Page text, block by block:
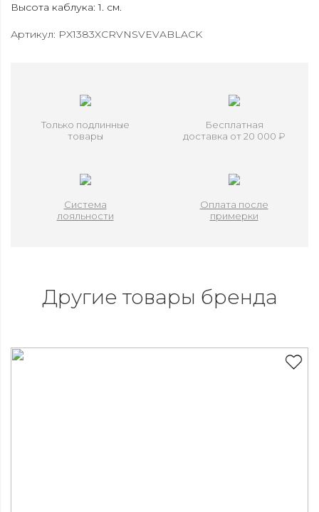
Высота каблука: 1. см.
Артикул: PX1383XCRVNSVEVABLACK
Только подлинные
товары
Бесплатная
доставка от 20 000 ₽
Система
лояльности
Оплата после
примерки
Другие товары бренда